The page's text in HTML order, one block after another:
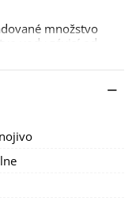
množstvo
vody závisí od
je to
nájdete uvedené